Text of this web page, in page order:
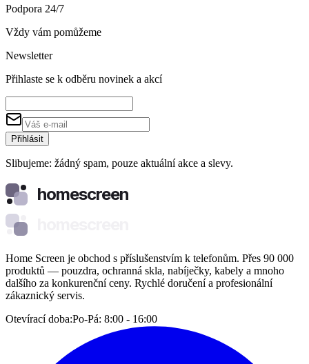
Podpora 24/7
Vždy vám pomůžeme
Newsletter
Přihlaste se k odběru novinek a akcí
Přihlásit
Slibujeme: žádný spam, pouze aktuální akce a slevy.
homescreen
Home Screen je obchod s příslušenstvím k telefonům. Přes 90 000
produktů — pouzdra, ochranná skla, nabíječky, kabely a mnoho
dalšího za konkurenční ceny. Rychlé doručení a profesionální
zákaznický servis.
Otevírací doba:Po-Pá: 8:00 - 16:00